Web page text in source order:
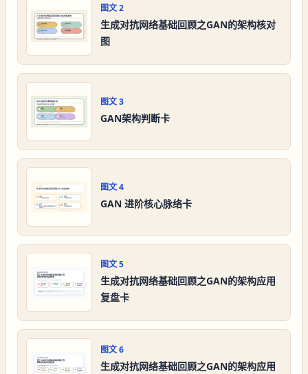
图文2
生成对抗网络基础回顾之GAN的架构核对
图
图文3
GAN架构判断卡
图文4
GAN 进阶核心脉络卡
图文5
生成对抗网络基础回顾之GAN的架构应用
复盘卡
图文6
生成对抗网络基础回顾之GAN的架构应用